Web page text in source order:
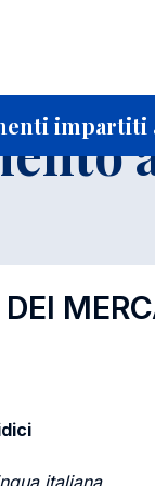
impartiti
italiana